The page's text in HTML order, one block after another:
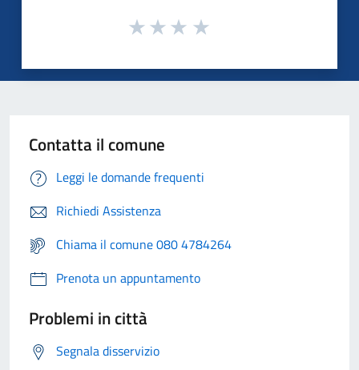
Contatta il comune
Leggi le domande frequenti
Richiedi Assistenza
Chiama il comune 080 4784264
Prenota un appuntamento
Problemi in città
Segnala disservizio